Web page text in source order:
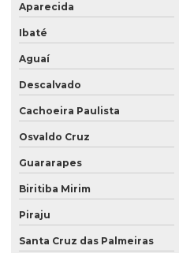
Aparecida
Ibaté
Aguaí
Descalvado
Cachoeira Paulista
Osvaldo Cruz
Guararapes
Biritiba Mirim
Piraju
Santa Cruz das Palmeiras